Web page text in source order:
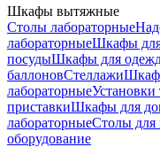
Шкафы вытяжные
Столы лабораторные
лабораторныеШкафы для
посудыШкафы для
баллоновСтеллажиШкаф
лабораторныеУстановки
приставкиШкафы для
лабораторныеСтолы для
оборудование